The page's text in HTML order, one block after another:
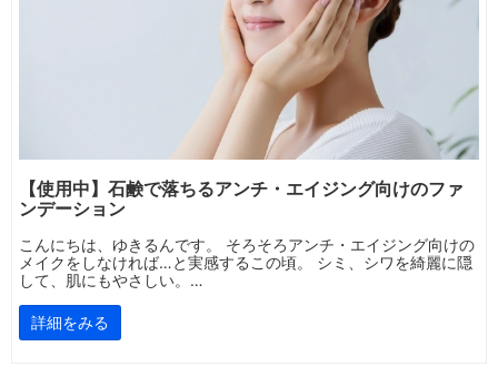
【使用中】石鹸で落ちるアンチ・エイジング向けのファ
ンデーション
こんにちは、ゆきるんです。 そろそろアンチ・エイジング向けの
メイクをしなければ…と実感するこの頃。 シミ、シワを綺麗に隠
して、肌にもやさしい。…
詳細をみる